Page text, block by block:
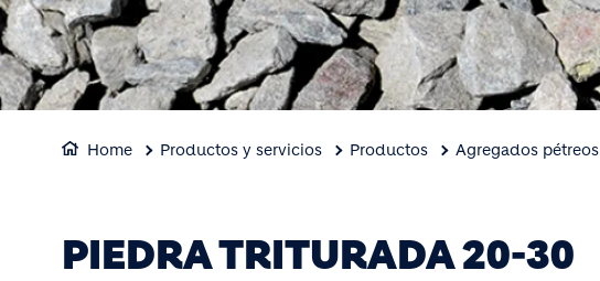
Home Productos y servicios Productos Agregados pétreos
PIEDRA TRITURADA 20-30